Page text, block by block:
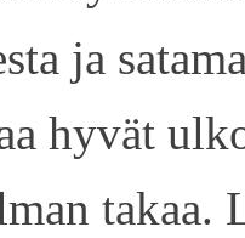
ja
hyvät